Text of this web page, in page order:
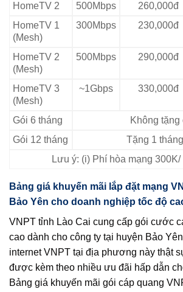
HomeTV 2
500Mbps 260,000đ
HomeTV 1
(Mesh)
300Mbps 230,000đ
HomeTV 2
(Mesh)
500Mbps 290,000đ
HomeTV 3
(Mesh)
~1Gbps 330,000đ
Gói 6 tháng
Không
Gói 12 tháng
Tặng 1
Lưu ý: (i) Phí hòa mạng
Bảng giá khuyến mãi lắp đặt mạng
Bảo Yên cho doanh nghiệp tốc độ
VNPT tỉnh Lào Cai cung cấp gói cước
cao dành cho công ty tại huyện Bảo
internet VNPT tại địa phương này thật
được kèm theo nhiều ưu đãi hấp dẫn
Bảng giá khuyến mãi gói cáp quang